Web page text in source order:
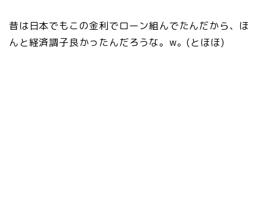
昔は日本でもこの金利でローン組んでたんだから、ほ
んと経済調子良かったんだろうな。w。(とほほ)